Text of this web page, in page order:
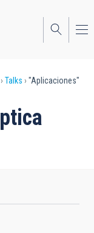
Talks
"Aplicaciones"